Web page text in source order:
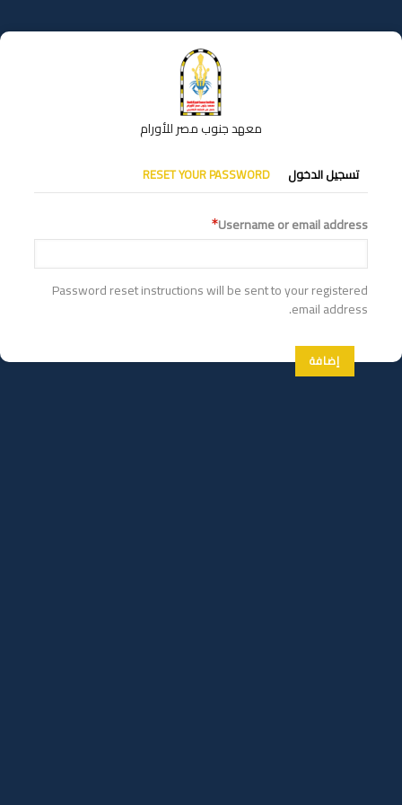
إلى
المحتوى
معهد جنوب مصر للأورام
التبويبات
الأساسية
تسجيل الدخول RESET YOUR PASSWORD
Username or email address
Password reset instructions will be sent to your registered
email address.